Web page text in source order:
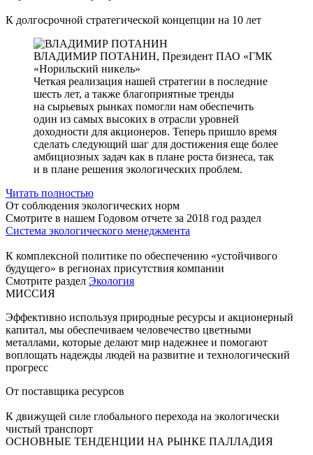
К долгосрочной стратегической концепции на 10 лет
ВЛАДИМИР ПОТАНИН, Президент ПАО «ГМК
«Норильский никель»
Четкая реализация нашей стратегии в последние
шесть лет, а также благоприятные тренды
на сырьевых рынках помогли нам обеспечить
один из самых высоких в отрасли уровней
доходности для акционеров. Теперь пришло время
сделать следующий шаг для достижения еще более
амбициозных задач как в плане роста бизнеса, так
и в плане решения экологических проблем.
Читать полностью
От соблюдения экологических норм
Смотрите в нашем Годовом отчете за 2018 год раздел
Система экологического менеджмента
К комплексной политике по обеспечению «устойчивого
будущего» в регионах присутствия компании
Смотрите раздел Экология
МИССИЯ
Эффективно используя природные ресурсы и акционерный
капитал, мы обеспечиваем человечество цветными
металлами, которые делают мир надежнее и помогают
воплощать надежды людей на развитие и технологический
прогресс
От поставщика ресурсов
К движущей силе глобального перехода на экологически
чистый транспорт
ОСНОВНЫЕ ТЕНДЕНЦИИ НА РЫНКЕ ПАЛЛАДИЯ